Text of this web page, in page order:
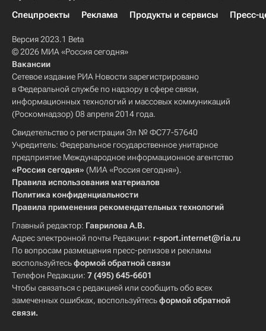
Спецпроекты
Реклама Продукты и сервисы Пресс-
Версия 2023.1 Beta
© 2026 МИА «Россия сегодня»
Вакансии
Сетевое издание РИА Новости зарегистрировано
в Федеральной службе по надзору в сфере связи,
информационных технологий и массовых коммуникаций
(Роскомнадзор) 08 апреля 2014 года.
Свидетельство о регистрации Эл № ФС77-57640
Учредитель: Федеральное государственное унитарное
предприятие Международное информационное агентство
«Россия сегодня» (МИА «Россия сегодня»).
Правила использования материалов
Политика конфиденциальности
Правила применения рекомендательных технологий
Главный редактор: Гаврилова А.В.
Адрес электронной почты Редакции: r-sport.internet@ria.ru
По вопросам размещения пресс-релизов и рекламы
воспользуйтесьформой обратной связи
Телефон Редакции: 7 (495) 645-6601
Чтобы связаться с редакцией или сообщить обо всех
замеченных ошибках, воспользуйтесьформой обратной
связи.